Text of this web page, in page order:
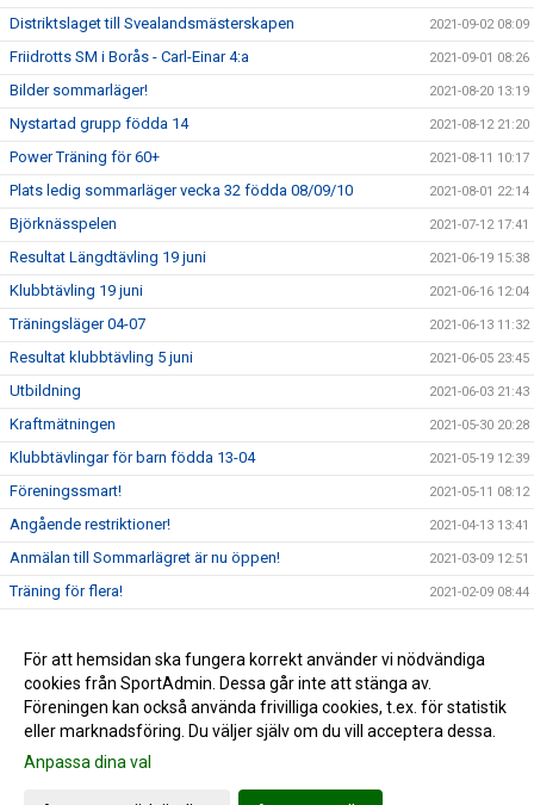
Distriktslaget till Svealandsmästerskapen 2021-09-02 08:09
Friidrotts SM i Borås - Carl-Einar 4:a 2021-09-01 08:26
Bilder sommarläger! 2021-08-20 13:19
Nystartad grupp födda 14 2021-08-12 21:20
Power Träning för 60+ 2021-08-11 10:17
Plats ledig sommarläger vecka 32 födda 08/09/10 2021-08-01 22:14
Björknässpelen 2021-07-12 17:41
Resultat Längdtävling 19 juni 2021-06-19 15:38
Klubbtävling 19 juni 2021-06-16 12:04
Träningsläger 04-07 2021-06-13 11:32
Resultat klubbtävling 5 juni 2021-06-05 23:45
Utbildning 2021-06-03 21:43
Kraftmätningen 2021-05-30 20:28
Klubbtävlingar för barn födda 13-04 2021-05-19 12:39
Föreningssmart! 2021-05-11 08:12
Angående restriktioner! 2021-04-13 13:41
Anmälan till Sommarlägret är nu öppen! 2021-03-09 12:51
Träning för flera! 2021-02-09 08:44
Carl-Einar över 5 m i stavhopp! 2021-01-16 19:24
Alla träningar ställs in för alla t.o.m 24 januari 2021-01-07 10:47
Gå till Webbversion
För att hemsidan ska fungera korrekt använder vi nödvändiga
cookies från SportAdmin. Dessa går inte att stänga av.
Föreningen kan också använda frivilliga cookies, t.ex. för statistik
eller marknadsföring. Du väljer själv om du vill acceptera dessa.
Anpassa dina val